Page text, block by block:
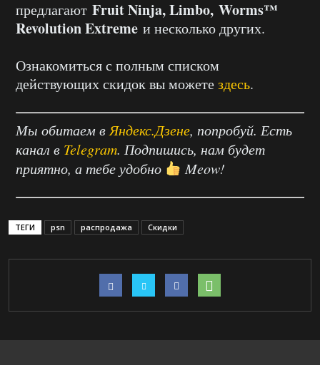
предлагают Fruit Ninja, Limbo, Worms™
Revolution Extreme и несколько других.
Ознакомиться с полным списком
действующих скидок вы можетездесь.
Мы обитаем вЯндекс.Дзене, попробуй. Есть
канал в Telegram. Подпишись, нам будет
приятно, а тебе удобно
Meow!
ТЕГИ psn распродажа Скидки